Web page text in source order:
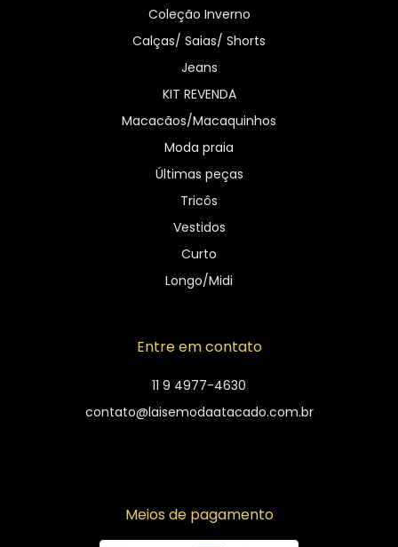
Coleção Inverno
Calças/ Saias/ Shorts
Jeans
KIT REVENDA
Macacãos/Macaquinhos
Moda praia
Últimas peças
Tricôs
Vestidos
Curto
Longo/Midi
Entre em contato
11 9 4977-4630
contato@laisemodaatacado.com.br
Meios de pagamento